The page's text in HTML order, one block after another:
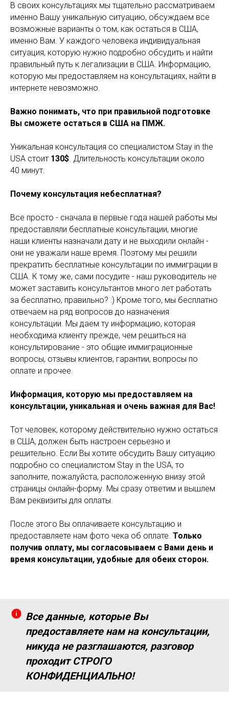
В своих консультациях мы тщательно рассматриваем
именно Вашу уникальную ситуацию, обсуждаем все
возможные варианты о том, как остаться в США,
именно Вам. У каждого человека индивидуальная
ситуация, которую нужно подробно обсудить и найти
правильный путь к легализации в США. Информацию,
которую мы предоставляем на консультациях, найти в
интернете невозможно.
Важно понимать, что при правильной подготовке
Вы сможете остаться в США на ПМЖ.
Уникальная консультация со специалистом Stay in the
USA стоит 130$. Длительность консультации около
40 минут.
Почему консультация небесплатная?
Все просто - сначала в первые года нашей работы мы
предоставляли бесплатные консультации, многие
наши клиенты назначали дату и не выходили онлайн -
они не уважали наше время. Поэтому мы решили
прекратить бесплатные консультации по иммиграции в
США. К тому же, сами посудите - наш руководитель не
может заставить консультантов много лет работать
за бесплатно, правильно? :) Кроме того, мы бесплатно
отвечаем на ряд вопросов до назначения
консультации. Мы даем ту информацию, которая
необходима клиенту прежде, чем решиться на
консультирование - это общие иммиграционные
вопросы, отзывы клиентов, гарантии, вопросы по
оплате и прочее.
Информация, которую мы предоставляем на
консультации, уникальная и очень важная для Вас!
Тот человек, которому действительно нужно остаться
в США, должен быть настроен серьезно и
решительно. Если Вы хотите обсудить Вашу ситуацию
подробно со специалистом Stay in the USA, то
заполните, пожалуйста, расположенную внизу этой
страницы онлайн-форму. Мы сразу ответим и вышлем
Вам реквизиты для оплаты.
После этого Вы оплачиваете консультацию и
предоставляете нам фото чека об оплате. Только
получив оплату, мы согласовываем с Вами день и
время консультации, удобные для обеих сторон.
Все данные, которые Вы
предоставляете нам на консультации,
никуда не разглашаются, разговор
проходит СТРОГО
КОНФИДЕНЦИАЛЬНО!